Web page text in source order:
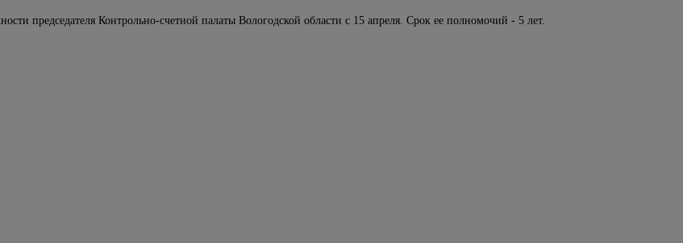
председателя Контрольно-счетной палаты Вологодской области с 15 апреля. Срок ее полномочий - 5 лет.